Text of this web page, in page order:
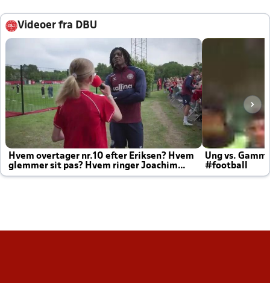
Videoer fra DBU
Hvem overtager nr.10 efter Eriksen? Hvem
glemmer sit pas? Hvem ringer Joachim
altid til efter kampe?
Ung vs.
#football